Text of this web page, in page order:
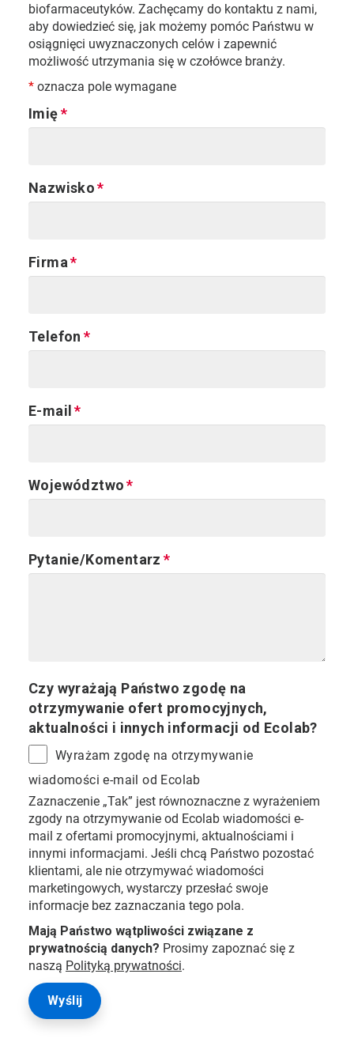
biofarmaceutyków. Zachęcamy do kontaktu z nami,
aby dowiedzieć się, jak możemy pomóc Państwu w
osiągnięci uwyznaczonych celów i zapewnić
możliwość utrzymania się w czołówce branży.
* oznacza pole wymagane
Imię
Nazwisko
Firma
Telefon
E-mail
Województwo
Pytanie/Komentarz
Czy wyrażają Państwo zgodę na
otrzymywanie ofert promocyjnych,
aktualności i innych informacji od Ecolab?
Wyrażam zgodę na otrzymywanie
wiadomości e-mail od Ecolab
Zaznaczenie „Tak” jest równoznaczne z wyrażeniem
zgody na otrzymywanie od Ecolab wiadomości e-
mail z ofertami promocyjnymi, aktualnościami i
innymi informacjami. Jeśli chcą Państwo pozostać
klientami, ale nie otrzymywać wiadomości
marketingowych, wystarczy przesłać swoje
informacje bez zaznaczania tego pola.
Mają Państwo wątpliwości związane z
prywatnością danych? Prosimy zapoznać się z
naszą Polityką prywatności.